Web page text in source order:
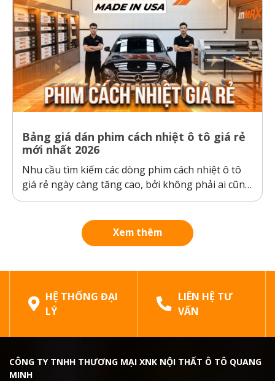
Bảng giá dán phim cách nhiệt ô tô giá rẻ
mới nhất 2026
Nhu cầu tìm kiếm các dòng phim cách nhiệt ô tô
giá rẻ ngày càng tăng cao, bởi không phải ai cũng
sẵn sàng bỏ ra hàng chục triệu đồng cho một gói
hãng” và “hàng giả, hàng nhái”...
Xem thêm
HỆ THỐNG ĐẠI
LÝ
LIÊN HỆ TƯ
VẤN
CÔNG TY TNHH THƯƠNG MẠI XNK NỘI THẤT Ô TÔ QUANG
MINH